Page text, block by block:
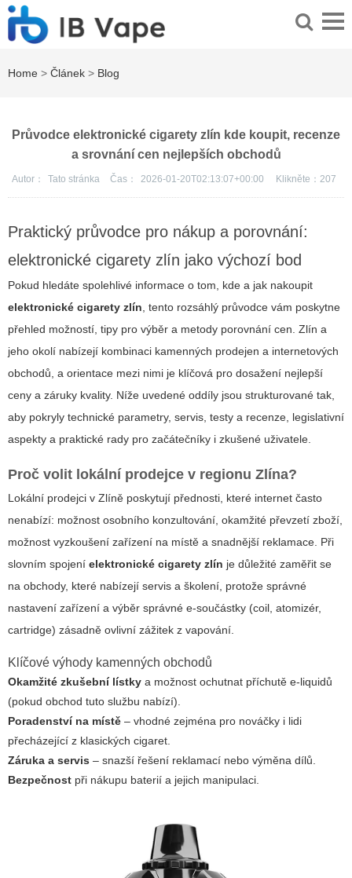
Home > Článek > Blog
Průvodce elektronické cigarety zlín kde koupit, recenze
a srovnání cen nejlepších obchodů
Autor： Tato stránka Čas： 2026-01-20T02:13:07+00:00 Klikněte： 207
Praktický průvodce pro nákup a porovnání:
elektronické cigarety zlín jako výchozí bod
Pokud hledáte spolehlivé informace o tom, kde a jak nakoupit
elektronické cigarety zlín, tento rozsáhlý průvodce vám poskytne
přehled možností, tipy pro výběr a metody porovnání cen. Zlín a
jeho okolí nabízejí kombinaci kamenných prodejen a internetových
obchodů, a orientace mezi nimi je klíčová pro dosažení nejlepší
ceny a záruky kvality. Níže uvedené oddíly jsou strukturované tak,
aby pokryly technické parametry, servis, testy a recenze, legislativní
aspekty a praktické rady pro začátečníky i zkušené uživatele.
Proč volit lokální prodejce v regionu Zlína?
Lokální prodejci v Zlíně poskytují přednosti, které internet často
nenabízí: možnost osobního konzultování, okamžité převzetí zboží,
možnost vyzkoušení zařízení na místě a snadnější reklamace. Při
slovním spojení elektronické cigarety zlín je důležité zaměřit se
na obchody, které nabízejí servis a školení, protože správné
nastavení zařízení a výběr správné e-součástky (coil, atomizér,
cartridge) zásadně ovlivní zážitek z vapování.
Klíčové výhody kamenných obchodů
Okamžité zkušební lístky a možnost ochutnat příchutě e-liquidů
(pokud obchod tuto službu nabízí).
Poradenství na místě – vhodné zejména pro nováčky i lidi
přecházející z klasických cigaret.
Záruka a servis – snazší řešení reklamací nebo výměna dílů.
Bezpečnost při nákupu baterií a jejich manipulaci.